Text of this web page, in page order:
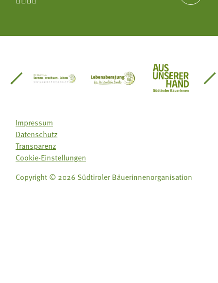
Südtirol
Gärtnervereinigung
Sozialgenossenschaft Mit Bäuerinnen lernen -
Lebensberatung für dieAus unserer
Impressum
Datenschutz
Transparenz
Cookie-Einstellungen
Copyright © 2026 Südtiroler Bäuerinnenorganisation